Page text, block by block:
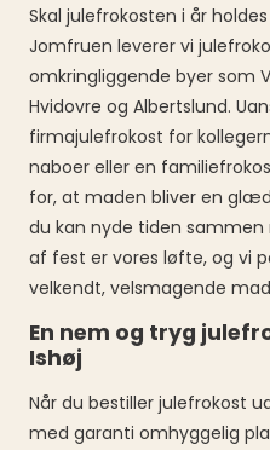
Skal julefrokosten i år
Jomfruen leverer vi
omkringliggende byer som
Hvidovre og Albertslund.
firmajulefrokost for
naboer eller en
for, at maden bliver en
du kan nyde tiden
af fest er vores løfte, og vi
velkendt, velsmagende
En nem og tryg
Ishøj
Når du bestiller julefrokost
med garanti omhyggelig